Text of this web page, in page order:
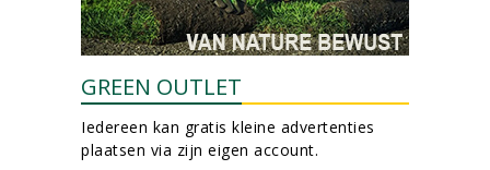
GREEN OUTLET
Iedereen kan gratis kleine advertenties
plaatsen via zijn eigen account.